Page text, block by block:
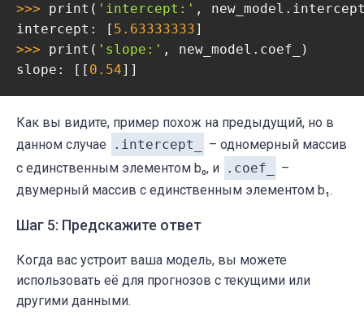
>>> print( 'intercept:' ,
intercept: [ 5.63333333
>>> print( 'slope:' , new_model.coef_)
slope: [[ 0.54]]
Как вы видите, пример похож на предыдущий, но в
данном случае
.intercept_
– одномерный массив
с единственным элементом b₀, и .coef_
–
двумерный массив с единственным элементом b₁.
Шаг 5: Предскажите ответ
Когда вас устроит ваша модель, вы можете
использовать её для прогнозов с текущими или
другими данными.